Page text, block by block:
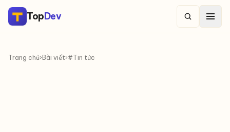
TopDev
Trang chủ› Bài viết›#Tin tức